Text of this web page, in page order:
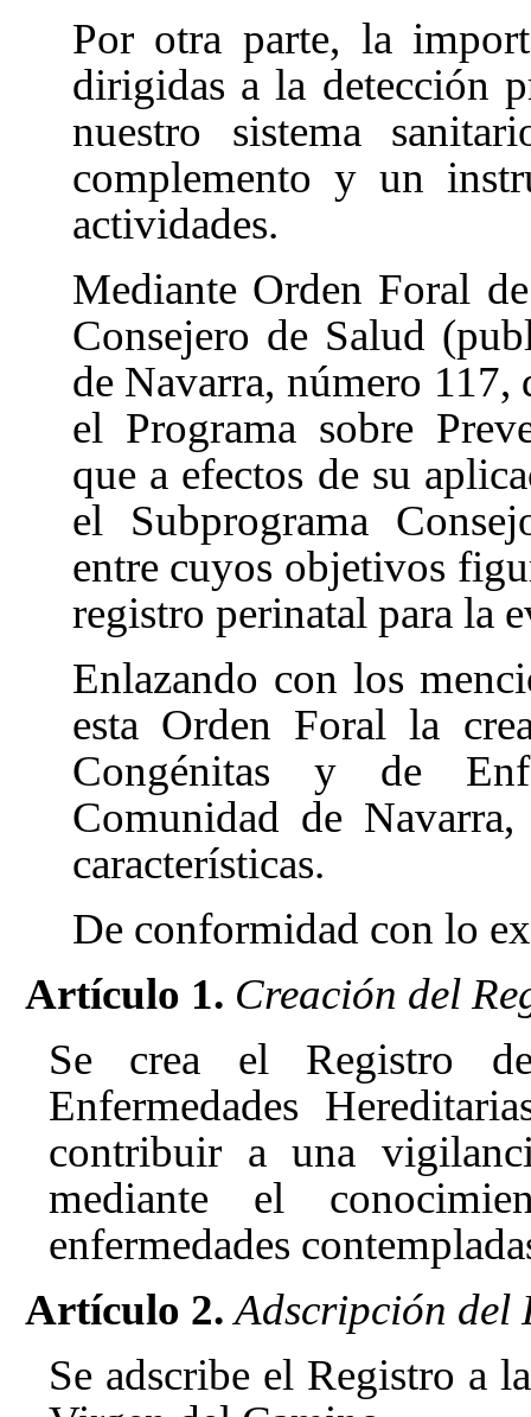
Por otra parte, la
dirigidas a la detección
nuestro sistema
complemento y un
actividades.
Mediante Orden Foral
Consejero de Salud
de Navarra, número 117,
el Programa sobre
que a efectos de su
el Subprograma
entre cuyos objetivos
registro perinatal para la
Enlazando con los
esta Orden Foral la
Congénitas y de
Comunidad de
características.
De conformidad con lo
Artículo 1. Creación del
Se crea el Registro
Enfermedades
contribuir a una
mediante el
enfermedades
Artículo 2. Adscripción del
Se adscribe el Registro a